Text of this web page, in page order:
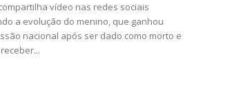
vídeo nas redes sociais
a evolução do menino, que ganhou
nacional após ser dado como morto e